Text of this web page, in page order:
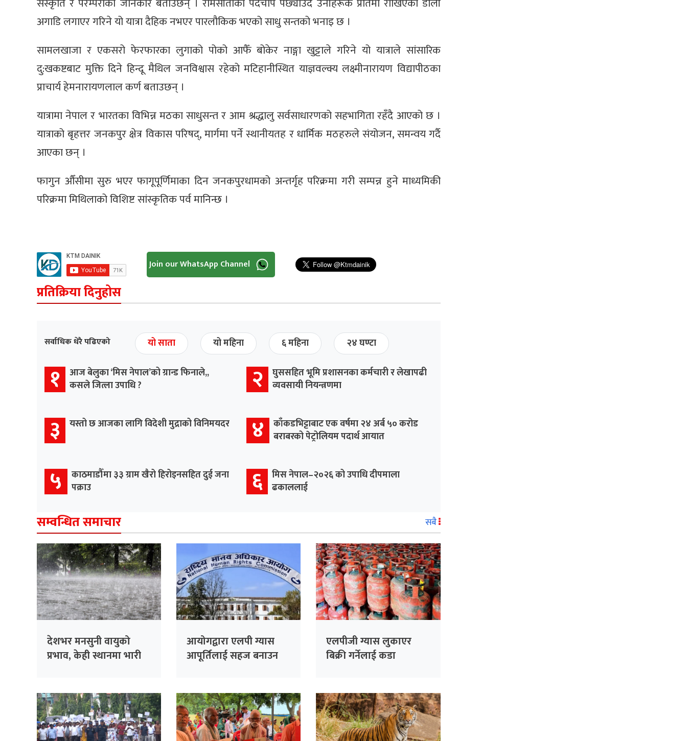
अगाडि लगाएर गरिने यो यात्रा दैहिक नभएर पारलौकिक भएको साधु सन्तको भनाइ छ ।
सामलखाजा र एकसरो फेरफारका लुगाको पोको आफैँ बोकेर नाङ्गा खुट्टाले गरिने यो यात्राले सांसारिक
दु:खकष्टबाट मुक्ति दिने हिन्दू मैथिल जनविश्वास रहेको मटिहानीस्थित याज्ञवल्क्य लक्ष्मीनारायण विद्यापीठका
प्राचार्य हेमनारायणलाल कर्ण बताउछन् ।
यात्रामा नेपाल र भारतका विभिन्न मठका साधुसन्त र आम श्रद्धालु सर्वसाधारणको सहभागिता रहँदै आएको छ ।
यात्राको बृहत्तर जनकपुर क्षेत्र विकास परिषद्, मार्गमा पर्ने स्थानीयतह र धार्मिक मठहरुले संयोजन, समन्वय गर्दै
आएका छन् ।
फागुन औँसीमा सुरु भएर फागूपूर्णिमाका दिन जनकपुरधामको अन्तर्गृह परिक्रमा गरी सम्पन्न हुने माध्यमिकी
परिक्रमा मिथिलाको विशिष्ट सांस्कृतिक पर्व मानिन्छ ।
Join our WhatsApp Channel
प्रतिक्रिया दिनुहोस
सर्वाधिक धेरै पढिएको यो साता यो महिना ६ महिना २४ घण्टा
१
आज बेलुका ‘मिस नेपाल’को ग्रान्ड फिनाले,,
कसले जित्ला उपाधि ?
२
घुससहित भूमि प्रशासनका कर्मचारी र लेखापढी
व्यवसायी नियन्त्रणमा
३ यस्तो छ आजका लागि विदेशी मुद्राको विनिमयदर ४
काँकडभिट्टाबाट एक वर्षमा २४ अर्ब ५० करोड
बराबरको पेट्रोलियम पदार्थ आयात
५
काठमाडौँमा ३३ ग्राम खैरो हिरोइनसहित दुई जना
पक्राउ
६ मिस नेपाल–२०२६ को उपाधि दीपमाला
ढकाललाई
सम्वन्धित समाचार सबै
देशभर मनसुनी वायुको
प्रभाव, केही स्थानमा भारी
आयोगद्वारा एलपी ग्यास
आपूर्तिलाई सहज बनाउन
एलपीजी ग्यास लुकाएर
बिक्री गर्नेलाई कडा